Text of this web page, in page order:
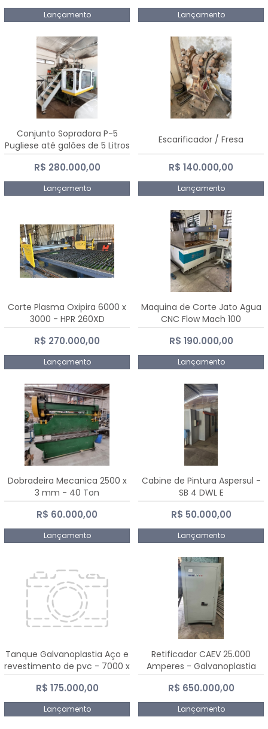
Lançamento Lançamento
Conjunto Sopradora P-5
Pugliese até galões de 5 Litros
R$ 280.000,00
Lançamento
Escarificador / Fresa
R$ 140.000,00
Lançamento
Corte Plasma Oxipira 6000 x
3000 - HPR 260XD
R$ 270.000,00
Lançamento
Maquina de Corte Jato Agua
CNC Flow Mach 100
R$ 190.000,00
Lançamento
Dobradeira Mecanica 2500 x
3 mm - 40 Ton
R$ 60.000,00
Lançamento
Cabine de Pintura Aspersul -
SB 4 DWL E
R$ 50.000,00
Lançamento
Tanque Galvanoplastia Aço e
revestimento de pvc - 7000 x
2200 mm
R$ 175.000,00
Lançamento
Retificador CAEV 25.000
Amperes - Galvanoplastia
R$ 650.000,00
Lançamento